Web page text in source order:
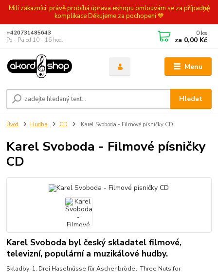
Milí zákazníci, právě probíhá úprava eshopu omlouvám se za případné
komplikace Děkujeme za pochopení 💙
Menu
Hledat
+420731485643
Po - Pá od 10 - 16 hod.
0 ks
za 0,00 Kč
Úvod Hudba CD Karel Svoboda - Filmové písničky CD
Karel Svoboda - Filmové písničky
CD
Karel Svoboda byl český skladatel filmové,
televizní, populární a muzikálové hudby.
Skladby: 1. Drei Haselnüsse für Aschenbrödel, Three Nuts for